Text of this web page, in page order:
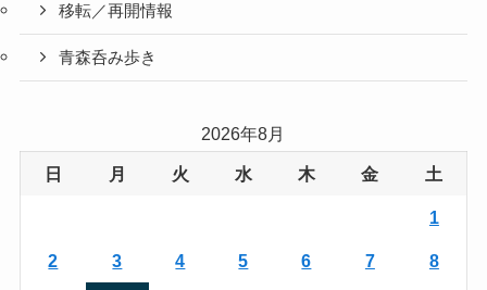
移転／再開情報
青森呑み歩き
2026年8月
日 月 火 水 木 金 土
1
2 3 4 5 6 7 8